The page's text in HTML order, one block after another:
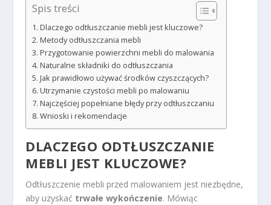
Spis treści
Dlaczego odtłuszczanie mebli jest kluczowe?
Metody odtłuszczania mebli
Przygotowanie powierzchni mebli do malowania
Naturalne składniki do odtłuszczania
Jak prawidłowo używać środków czyszczących?
Utrzymanie czystości mebli po malowaniu
Najczęściej popełniane błędy przy odtłuszczaniu
Wnioski i rekomendacje
DLACZEGO ODTŁUSZCZANIE
MEBLI JEST KLUCZOWE?
Odtłuszczenie mebli przed malowaniem jest niezbędne,
aby uzyskać trwałe wykończenie. Mówiąc